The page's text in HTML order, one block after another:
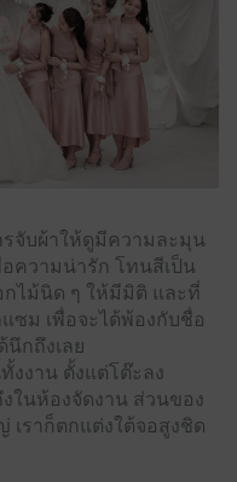
บผ้าให้ดูมีความละมุน
อความน่ารัก โทนสีเป็น
ไม้นิด ๆ ให้มีมิติ และที่
ซม เพื่อจะได้พ้องกับชื่อ
นึกถึงเลย
งาน ตั้งแต่โต๊ะลง
ในห้องจัดงาน ส่วนของ
เราก็ตกแต่งใต้จอสูงชิด